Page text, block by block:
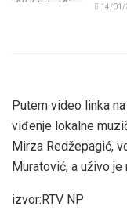
14/01/
Putem video linka
viđenje lokalne
Mirza Redžepagić,
Muratović, a uživo je
izvor:RTV NP